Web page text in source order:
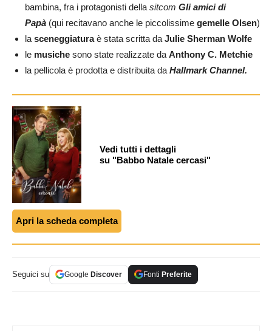
bambina, fra i protagonisti della sitcom Gli amici di
Papà (qui recitavano anche le piccolissime gemelle Olsen)
la sceneggiaturaè stata scritta da Julie Sherman Wolfe
le musiche sono state realizzate da Anthony C. Metchie
la pellicola è prodotta e distribuita da Hallmark Channel.
Vedi tutti i dettagli
su "Babbo Natale cercasi"
Apri la scheda completa
Seguici su Google Discover Fonti Preferite